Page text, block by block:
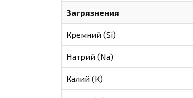
Загрязнения
Кремний (Si)
Натрий (Na)
Калий (К)